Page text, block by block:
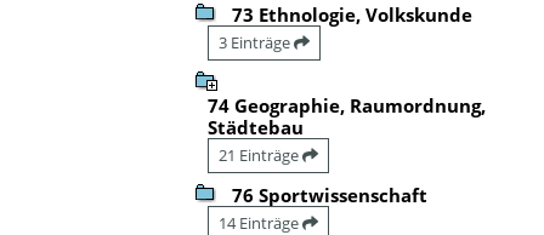
73 Ethnologie, Volkskunde
3 Einträge
74 Geographie, Raumordnung,
Städtebau
21 Einträge
76 Sportwissenschaft
14 Einträge